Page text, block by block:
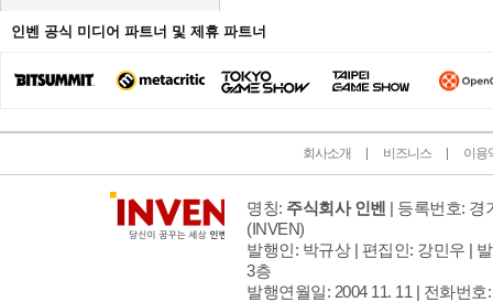
인벤 공식 미디어 파트너 및 제휴 파트너
회사소개 비즈니스 이용
명칭: 주식회사 인벤 | 등록번호: 경
(INVEN)
발행인: 박규상 | 편집인: 강민우 |
3층
발행연월일: 2004 11. 11 | 전화번호